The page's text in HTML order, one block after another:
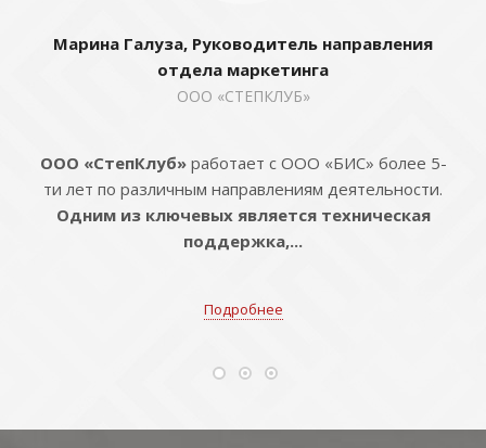
Марина Галуза, Руководитель направления
отдела маркетинга
ООО «СТЕПКЛУБ»
ООО «СтепКлуб»работает с ООО «БИС» более 5-
ти лет по различным направлениям деятельности.
Одним из ключевых является техническая
поддержка,...
Подробнее